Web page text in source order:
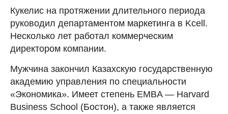
Кукелис на протяжении длительного периода
руководил департаментом маркетинга в Kcell.
Несколько лет работал коммерческим
директором компании.
Мужчина закончил Казахскую государственную
академию управления по специальности
«Экономика». Имеет степень EMBA — Harvard
Business School (Бостон), а также является